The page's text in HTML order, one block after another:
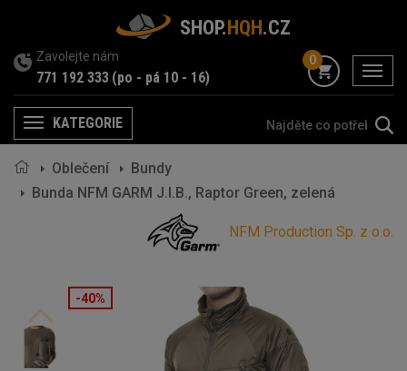
SHOP.HQH.CZ
Zavolejte nám
771 192 333 (po - pá 10 - 16) menu
0
MenuKATEGORIE
Oblečení
Bundy
Bunda NFM GARM J.I.B., Raptor Green, zelená
NFM Production Sp. z o.o.
-40%